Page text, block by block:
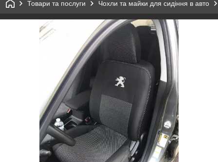
Товари та послуги Чохли та майки для сидіння в авто